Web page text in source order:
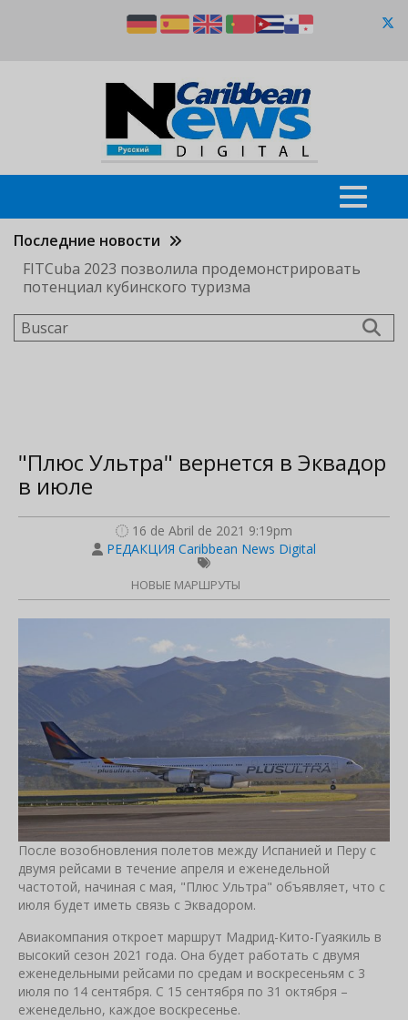
Последние новости
FITCuba 2023 позволила продемонстрировать
потенциал кубинского туризма
Buscar
"Плюс Ультра" вернется в Эквадор
в июле
16 de Abril de 2021 9:19pm
РЕДАКЦИЯ Caribbean News Digital
НОВЫЕ МАРШРУТЫ
После возобновления полетов между Испанией и Перу с
двумя рейсами в течение апреля и еженедельной
частотой, начиная с мая, "Плюс Ультра" объявляет, что с
июля будет иметь связь с Эквадором.
Авиакомпания откроет маршрут Мадрид-Кито-Гуаякиль в
высокий сезон 2021 года. Она будет работать с двумя
еженедельными рейсами по средам и воскресеньям с 3
июля по 14 сентября. С 15 сентября по 31 октября –
еженедельно, каждое воскресенье.